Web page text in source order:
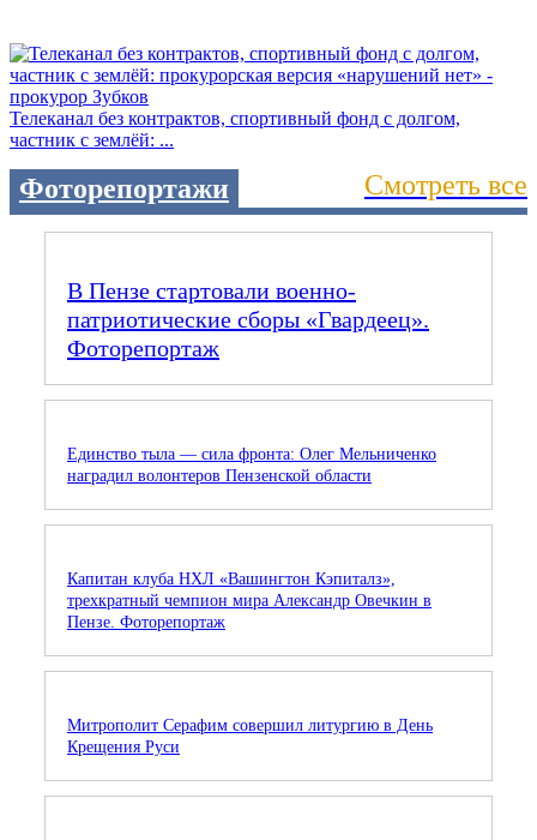
Телеканал без контрактов, спортивный фонд с долгом,
частник с землёй: ...
Фоторепортажи Смотреть все
В Пензе стартовали военно-
патриотические сборы «Гвардеец».
Фоторепортаж
Единство тыла — сила фронта: Олег Мельниченко
наградил волонтеров Пензенской области
Капитан клуба НХЛ «Вашингтон Кэпиталз»,
трехкратный чемпион мира Александр Овечкин в
Пензе. Фоторепортаж
Митрополит Серафим совершил литургию в День
Крещения Руси